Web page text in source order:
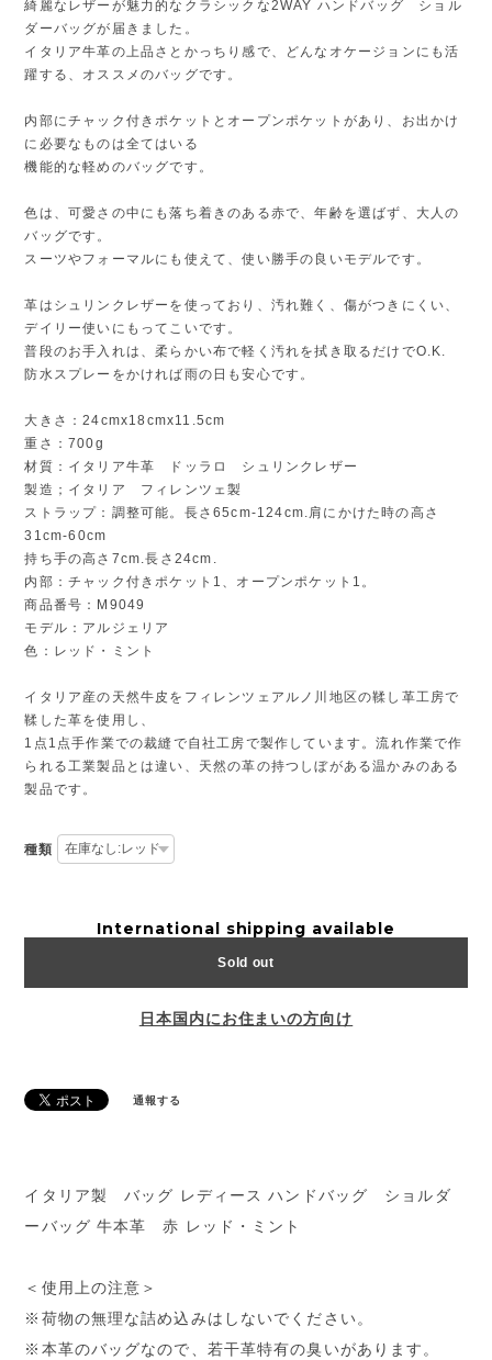
綺麗なレザーが魅力的なクラシックな2WAY ハンドバッグ ショル
ダーバッグが届きました。
イタリア牛革の上品さとかっちり感で、どんなオケージョンにも活
躍する、オススメのバッグです。
内部にチャック付きポケットとオープンポケットがあり、お出かけ
に必要なものは全てはいる
機能的な軽めのバッグです。
色は、可愛さの中にも落ち着きのある赤で、年齢を選ばず、大人の
バッグです。
スーツやフォーマルにも使えて、使い勝手の良いモデルです。
革はシュリンクレザーを使っており、汚れ難く、傷がつきにくい、
デイリー使いにもってこいです。
普段のお手入れは、柔らかい布で軽く汚れを拭き取るだけでO.K.
防水スプレーをかければ雨の日も安心です。
大きさ：24cmx18cmx11.5cm
重さ：700g
材質：イタリア牛革 ドッラロ シュリンクレザー
製造；イタリア フィレンツェ製
ストラップ：調整可能。長さ65cm-124cm.肩にかけた時の高さ
31cm-60cm
持ち手の高さ7cm.長さ24cm.
内部：チャック付きポケット1、オープンポケット1。
商品番号：M9049
モデル：アルジェリア
色：レッド・ミント
イタリア産の天然牛皮をフィレンツェアルノ川地区の鞣し革工房で
鞣した革を使用し、
1点1点手作業での裁縫で自社工房で製作しています。流れ作業で作
られる工業製品とは違い、天然の革の持つしぼがある温かみのある
製品です。
種類
International shipping available
Sold out
日本国内にお住まいの方向け
通報する
イタリア製 バッグ レディース ハンドバッグ ショルダ
ーバッグ 牛本革 赤 レッド・ミント
＜使用上の注意＞
※荷物の無理な詰め込みはしないでください。
※本革のバッグなので、若干革特有の臭いがあります。